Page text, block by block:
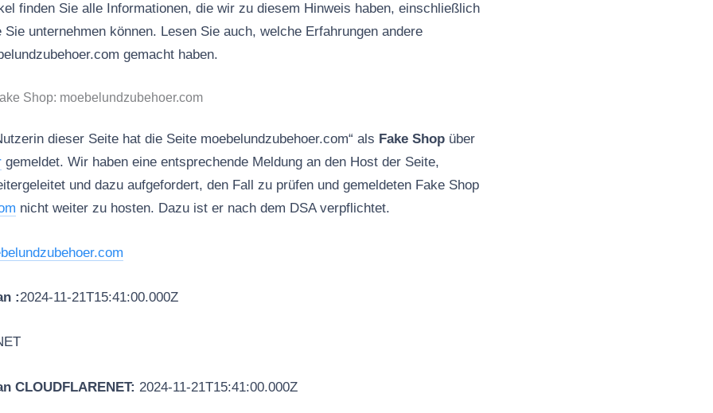
finden Sie alle Informationen, die wir zu diesem Hinweis haben, einschließlich
unternehmen können. Lesen Sie auch, welche Erfahrungen andere
gemacht haben.
Shop: moebelundzubehoer.com
dieser Seite hat die Seite moebelundzubehoer.com“ als Fake Shop über
gemeldet. Wir haben eine entsprechende Meldung an den Host der Seite,
und dazu aufgefordert, den Fall zu prüfen und gemeldeten Fake Shop
nicht weiter zu hosten. Dazu ist er nach dem DSA verpflichtet.
:2024-11-21T15:41:00.000Z
CLOUDFLARENET: 2024-11-21T15:41:00.000Z